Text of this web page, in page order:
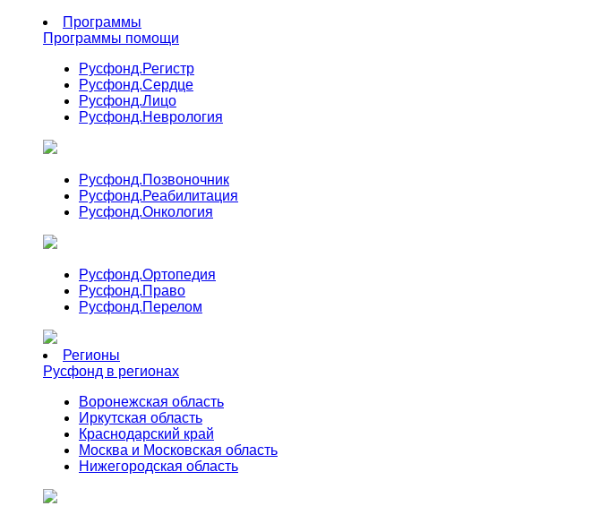
Программы
Программы помощи
Русфонд.Регистр
Русфонд.Сердце
Русфонд.Лицо
Русфонд.Неврология
Русфонд.Позвоночник
Русфонд.Реабилитация
Русфонд.Онкология
Русфонд.Ортопедия
Русфонд.Право
Русфонд.Перелом
Регионы
Русфонд в регионах
Воронежская область
Иркутская область
Краснодарский край
Москва и Московская область
Нижегородская область